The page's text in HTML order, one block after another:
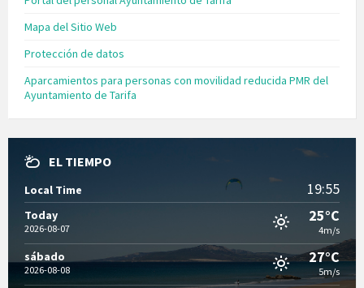
Mapa del Sitio Web
Protección de datos
Aparcamientos para personas con movilidad reducida PMR del
Ayuntamiento de Tarifa
EL TIEMPO
Local Time 19:55
Today
2026-08-07
25°C
4m/s
sábado
2026-08-08
27°C
5m/s